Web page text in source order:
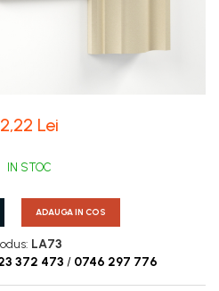
Lei
IN STOC
ADAUGA IN COS
LA73
372 473 / 0746 297 776